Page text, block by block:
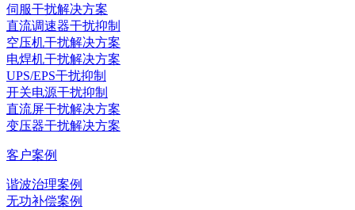
伺服干扰解决方案
直流调速器干扰抑制
空压机干扰解决方案
电焊机干扰解决方案
UPS/EPS干扰抑制
开关电源干扰抑制
直流屏干扰解决方案
变压器干扰解决方案
客户案例
谐波治理案例
无功补偿案例